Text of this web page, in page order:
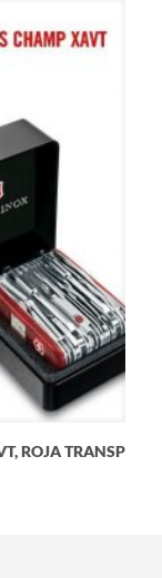
ROJA TRANSP